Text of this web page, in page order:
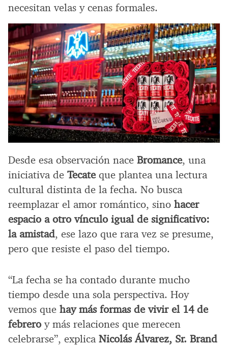
necesitan velas y cenas formales.
Desde esa observación nace Bromance, una
iniciativa de Tecate que plantea una lectura
cultural distinta de la fecha. No busca
reemplazar el amor romántico, sino hacer
espacio a otro vínculo igual de significativo:
la amistad, ese lazo que rara vez se presume,
pero que resiste el paso del tiempo.
“La fecha se ha contado durante mucho
tiempo desde una sola perspectiva. Hoy
vemos que hay más formas de vivir el 14 de
febreroy más relaciones que merecen
celebrarse”, explica Nicolás Álvarez, Sr. Brand